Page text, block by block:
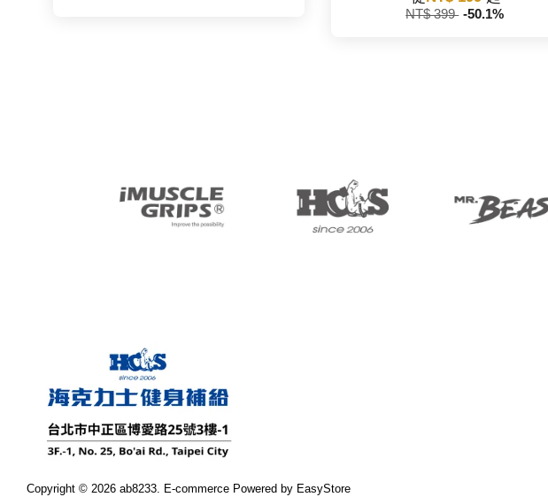
NT$ 399 -50.1%
Copyright © 2026 ab8233. E-commerce Powered by EasyStore